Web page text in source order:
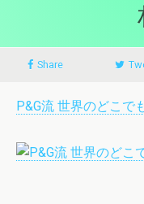
Share
P&G流 世界のどこで